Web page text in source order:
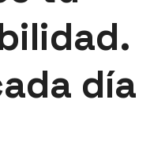
día